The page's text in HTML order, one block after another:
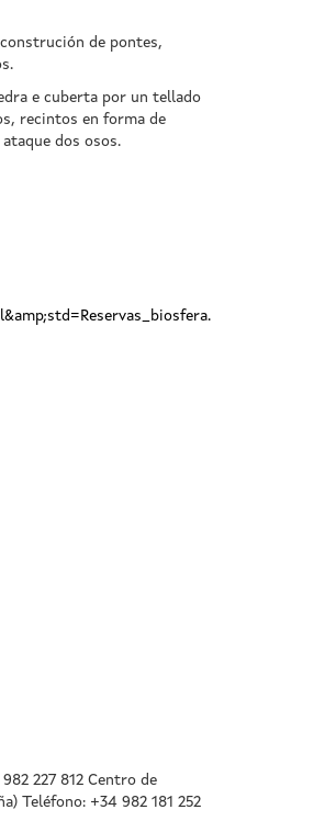
de pontes,
e cuberta por un tellado
recintos en forma de
dos osos.
227 812 Centro de
Teléfono: +34 982 181 252